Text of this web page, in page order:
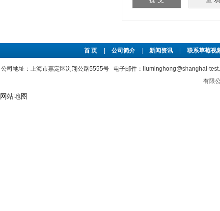
首 页 公司简介 新闻资讯 联系草莓视
公司地址：上海市嘉定区浏翔公路5555号 电子邮件：liuminghong@shanghai-
有限公
网站地图